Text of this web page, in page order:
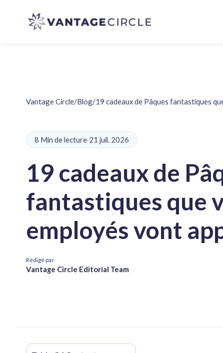
Vantage Circle/Blog/19 cadeaux de Pâques fantastiques
8 Min de lecture·21 juil. 2026
19 cadeaux de
fantastiques que
employés vont
Rédigé par
Vantage Circle Editorial Team